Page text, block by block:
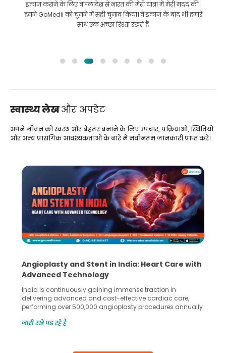
इलाज कराने के लिए बांग्लादेश से भारत की मेरी यात्रा में मेरी मदद की।
हमने GoMedii को चुनने में सही चुनाव किया। वे इलाज के बाद भी हमारे
साथ एक अच्छा रिश्ता रखते हैं
स्वास्थ्य लेखऔर अपडेट
अपने जीवन को स्वस्थ और बेहतर बनाने के लिए उपचार, प्रक्रियाओं, स्थितियों
और अन्य प्रासंगिक आवश्यकताओं के बारे में नवीनतम जानकारी प्राप्त करें।
5 Essential Steps for Effective Human Sperm
Collection and Processing Methods
Human sperm collection and processing are critical steps
in advanced reproductive techniques like In Vitro
Fertilization (IVF) and intrauterine insemination (IUI). These
challenges and help couples achieve their dream of
collected, they process the
जारी रखें पढ़ रहे हैं